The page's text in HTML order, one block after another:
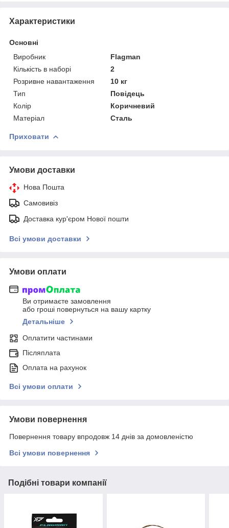
Характеристики
Основні
Виробник
Flagman
Кількість в наборі
2
Розривне навантаження
10 кг
Тип
Повідець
Колір
Коричневий
Матеріал
Сталь
Приховати
Умови доставки
Нова Пошта
Самовивіз
Доставка кур'єром Нової пошти
Всі умови доставки
Умови оплати
Ви отримаєте замовлення
або гроші повернуться на вашу картку
Детальніше
Оплатити частинами
Післяплата
Оплата на рахунок
Всі умови оплати
Умови повернення
Повернення товару впродовж 14 днів за домовленістю
Всі умови повернення
Подібні товари компанії